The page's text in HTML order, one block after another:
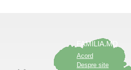
FAMILIA.MD
Acord
Despre site